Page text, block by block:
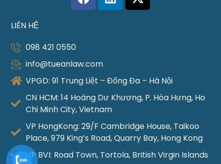
LIÊN HỆ
098 421 0550
info@tueanlaw.com
VPGD: 91 Trung Liệt – Đống Đa – Hà Nội
CN HCM: 14 Hoàng Dư Khương, P. Hòa Hưng, Ho
Chi Minh City, Vietnam
VP HongKong: 29/F Cambridge House, Taikoo
Place, 979 King’s Road, Quarry Bay, Hong Kong
VP BVI: Road Town, Tortola, British Virgin Islands